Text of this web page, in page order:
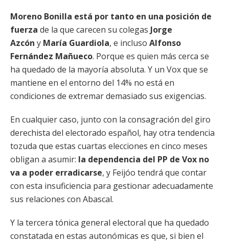
Moreno Bonilla está por tanto en una posición de
fuerza de la que carecen su colegas Jorge
Azcón y María Guardiola, e incluso Alfonso
Fernández Mañueco. Porque es quien más cerca se
ha quedado de la mayoría absoluta. Y un Vox que se
mantiene en el entorno del 14% no está en
condiciones de extremar demasiado sus exigencias.
En cualquier caso, junto con la consagración del giro
derechista del electorado español, hay otra tendencia
tozuda que estas cuartas elecciones en cinco meses
obligan a asumir: la dependencia del PP de Vox no
va a poder erradicarse, y Feijóo tendrá que contar
con esta insuficiencia para gestionar adecuadamente
sus relaciones con Abascal.
Y la tercera tónica general electoral que ha quedado
constatada en estas autonómicas es que, si bien el